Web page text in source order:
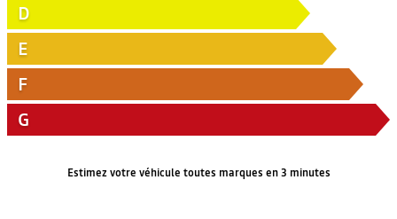
D
E
F
G
Estimez votre véhicule toutes marques en 3 minutes